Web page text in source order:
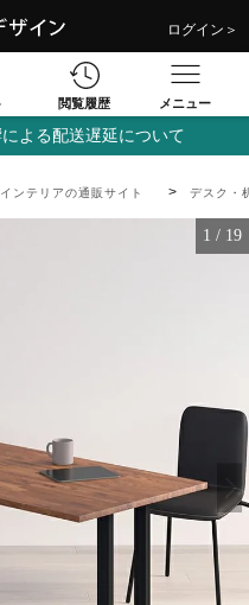
ログイン＞
閲覧履歴 メニュー
よる配送遅延について
ンテリアの通販サイト デスク・
1 / 19